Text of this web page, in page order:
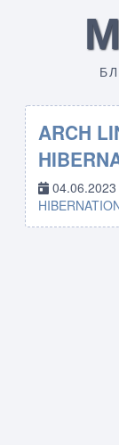
ARCH
04.06.2023